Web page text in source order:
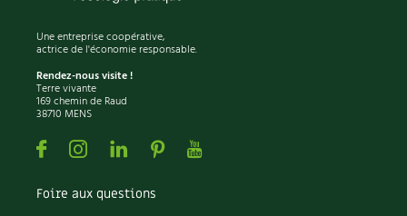
Une entreprise coopérative,
actrice de l'économie responsable.
Rendez-nous visite !
Terre vivante
169 chemin de Raud
38710 MENS
FacebookInstagramLinkedin
PinterestYoutube
Foire aux questions